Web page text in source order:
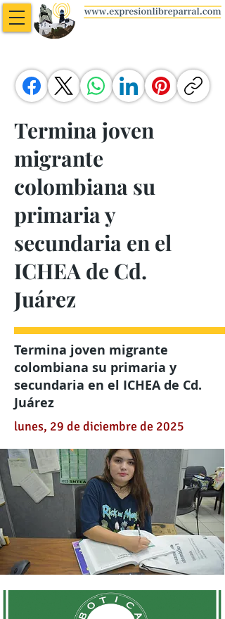
Termina joven
migrante
colombiana su
primaria y
secundaria en el
ICHEA de Cd.
Juárez
Termina joven migrante
colombiana su primaria y
secundaria en el ICHEA de Cd.
Juárez
lunes, 29 de diciembre de 2025